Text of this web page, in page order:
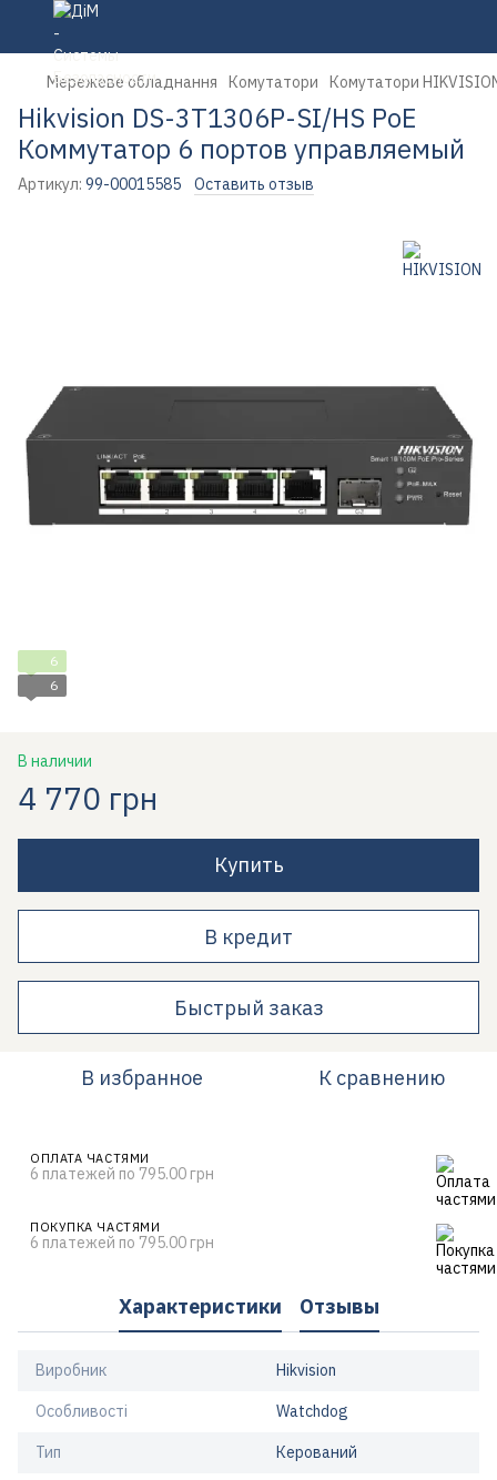
Мережеве обладнання Комутатори Комутатори
Hikvision DS-3T1306P-SI/HS PoE
Коммутатор 6 портов управляемый
Артикул: 99-00015585 Оставить отзыв
6
6
В наличии
4 770 грн
Купить
В кредит
Быстрый заказ
В избранное К сравнению
ОПЛАТА ЧАСТЯМИ
6 платежей по 795.00 грн
ПОКУПКА ЧАСТЯМИ
6 платежей по 795.00 грн
Характеристики Отзывы
Виробник Hikvision
Особливості Watchdog
Тип Керований